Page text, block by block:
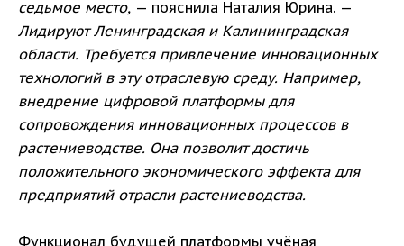
седьмое место, — пояснила Наталия Юрина. —
Лидируют Ленинградская и Калининградская
области. Требуется привлечение инновационных
технологий в эту отраслевую среду. Например,
внедрение цифровой платформы для
сопровождения инновационных процессов в
растениеводстве. Она позволит достичь
положительного экономического эффекта для
предприятий отрасли растениеводства.
Функционал будущей платформы учёная